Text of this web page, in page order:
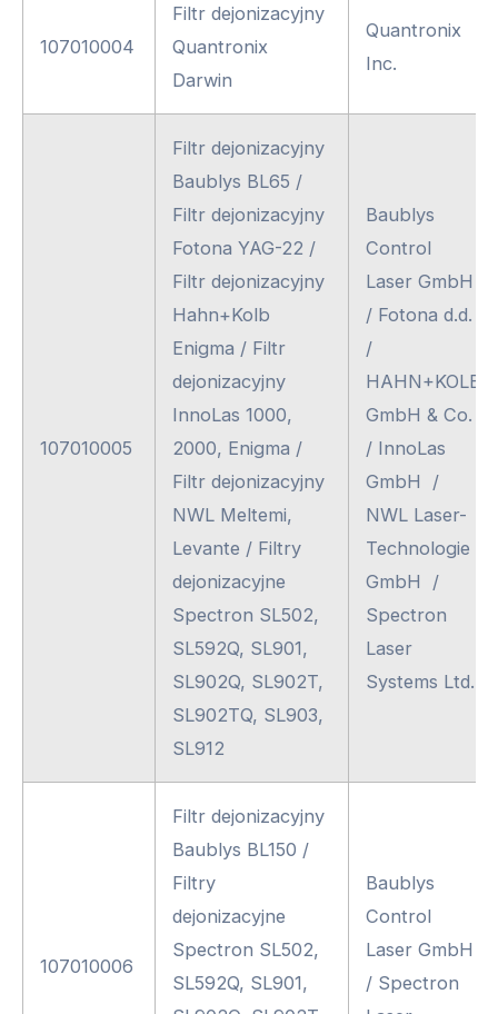
107010004
Filtr dejonizacyjny
Quantronix
Darwin
Quantronix
Inc.
107010005
Filtr dejonizacyjny
Baublys BL65 /
Filtr dejonizacyjny
Fotona YAG-22 /
Filtr dejonizacyjny
Hahn+Kolb
Enigma / Filtr
dejonizacyjny
InnoLas 1000,
2000, Enigma /
Filtr dejonizacyjny
NWL Meltemi,
Levante / Filtry
dejonizacyjne
Spectron SL502,
SL592Q, SL901,
SL902Q, SL902T,
SL902TQ, SL903,
SL912
Baublys
Control
Laser GmbH
/ Fotona d.d.
/
HAHN+KOLB
GmbH & Co.
/ InnoLas
GmbH /
NWL Laser-
Technologie
GmbH /
Spectron
Laser
Systems Ltd.
107010006
Filtr dejonizacyjny
Baublys BL150 /
Filtry
dejonizacyjne
Spectron SL502,
SL592Q, SL901,
Baublys
Control
Laser GmbH
/ Spectron